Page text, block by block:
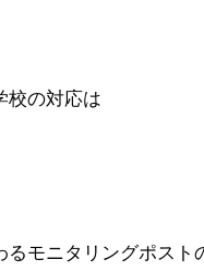
校の対応は
モニタリングポスト